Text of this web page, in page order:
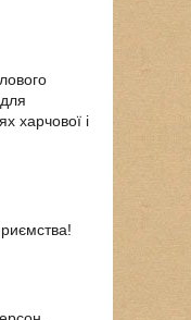
харчової і